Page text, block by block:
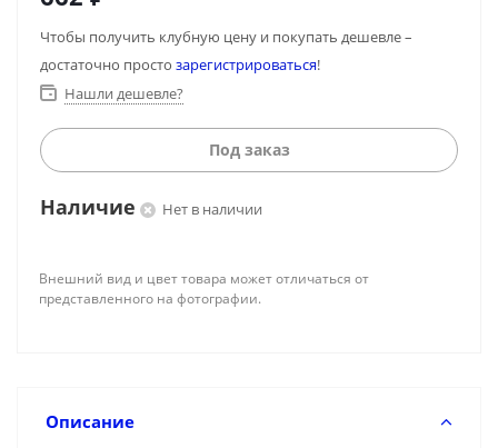
Чтобы получить клубную цену и покупать дешевле –
достаточно просто зарегистрироваться!
Нашли дешевле?
Под заказ
Наличие Нет в наличии
Внешний вид и цвет товара может отличаться от
представленного на фотографии.
Описание